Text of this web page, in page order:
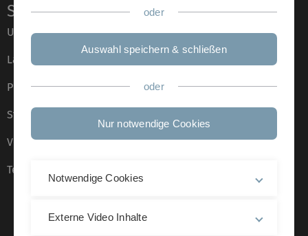
Service
Universität von A–Z
Lagepläne
Presse
Stellenangebote
Veranstaltungskalender
Telefonverzeichnis
oder
Auswahl speichern & schließen
oder
Nur notwendige Cookies
Notwendige Cookies
Externe Video Inhalte